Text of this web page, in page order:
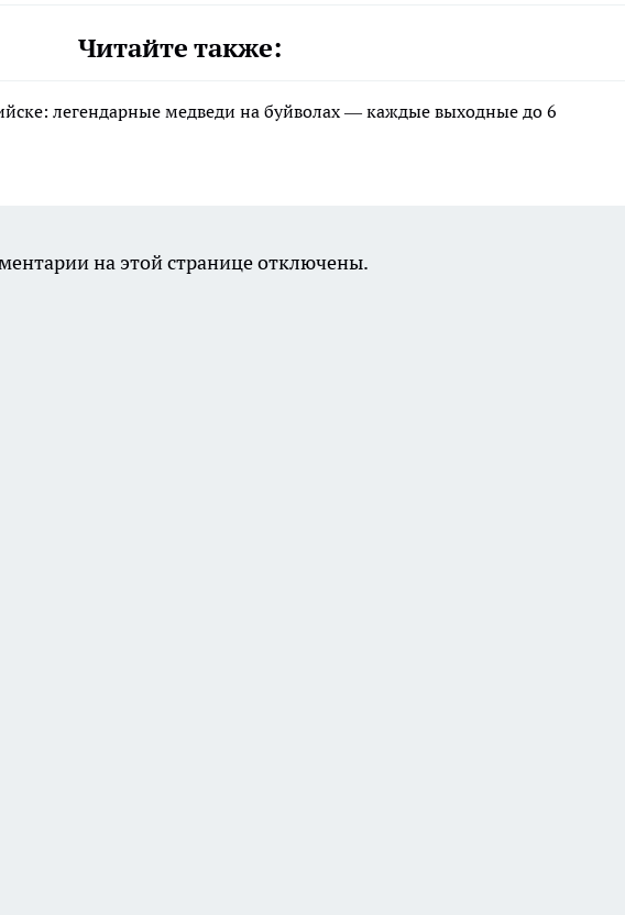
Читайте также:
легендарные медведи на буйволах — каждые выходные до 6
на этой странице отключены.